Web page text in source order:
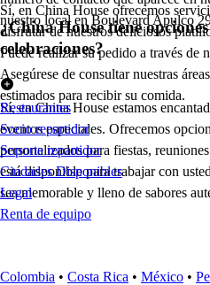
nuestro local en Boulevard Apulco
Sí, en China House ofrecemos
disfrutar de nuestros deliciosos
Puede realizar su pedido a través de
Asegúrese de consultar nuestras
estimados para recibir su comida.
¿China House tiene
celebraciones?
Sí, en China House estamos
eventos especiales. Ofrecemos
personalizados para fiestas,
está disponible para trabajar con
sea memorable y lleno de sabores
Restaurantes
Socio repartidor
Soporte repartidor
Ciudades Disponibles
Legal
Renta de equipo
Colombia • Costa Rica • México •